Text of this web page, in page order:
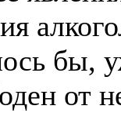
бы,
от